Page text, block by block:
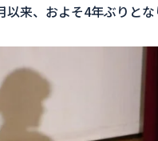
来、およそ4年ぶりとな